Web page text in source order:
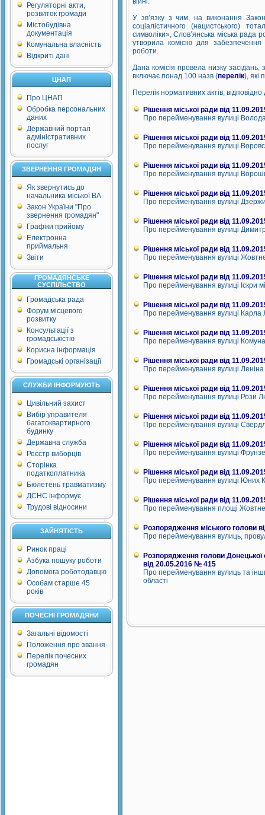
Регуляторні акти,
розвиток громади
Містобудівна
документація
Комунальна власність
Відкриті дані
ЦНАП
Про ЦНАП
Обробка персональних
даних
Державний портал
адміністративних
послуг
ЗВЕРНЕННЯ ГРОМАДЯН
Як звернутись до
начальника міської ВА
Закон України "Про
звернення громадян"
Графіки прийому
Електронна
приймальня
Звіти
ГРОМАДЯНСЬКЕ
СУСПІЛЬСТВО
Громадська рада
Форум місцевого
розвитку
Консультації з
громадськістю
Корисна інформація
Громадські організації
СЛУЖБИ ІНФОРМУЮТЬ
Цивільний захист
Вибір управителя
багатоквартирного
будинку
Державна служба
Реєстр виборців
Сторінка
податкоплатника
Бюлетень травматизму
ДСНС інформує
Трудові відносини
ЗАЙНЯТІСТЬ
Ринок праці
Азбука пошуку роботи
Допомога роботодавцю
Особам старше 45
років
ПОЧЕСНІ ГРОМАДЯНИ
Загальні відомості
Положення про звання
Перелік почесних
громадян
У зв’язку з чим, на виконання
соціалістичного (нацистського)
символіки», Слов’янська міська рада
утворила комісію для забезпечення
роботи.
Дана комісія провела низку
включає понад 100 назв (перелік), які
Перелік нормативних актів,
Рішення міської ради від
Про перейменування вулиці
Рішення міської ради від
Про перейменування вулиці
Рішення міської ради від
Про перейменування вулиці
Рішення міської ради від
Про перейменування вулиці
Рішення міської ради від
Про перейменування вулиці
Рішення міської ради від
Про перейменування вулиці
Рішення міської ради від
Про перейменування вулиці Іскри
Рішення міської ради від
Про перейменування вулиці Карла
Рішення міської ради від
Про перейменування вулиці
Рішення міської ради від
Про перейменування вулиці Леніна
Рішення міської ради від
Про перейменування вулиці Рози
Рішення міської ради від
Про перейменування вулиці
Рішення міської ради від
Про перейменування вулиці
Рішення міської ради від
Про перейменування вулиці Юних
Рішення міської ради від
Про перейменування площі
Розпорядження міського голови
Про перейменування вулиць,
Розпорядження голови Донецької
від 20.05.2016 № 415
Про перейменування вулиць та
області